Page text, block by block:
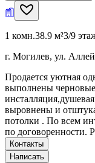
1 комн.38.9 м²3/9
г. Могилев, ул.
Продается уютная
выполнены черновые
выровнены и
потолки . По всем
по договоренности.
Контакты
Написать